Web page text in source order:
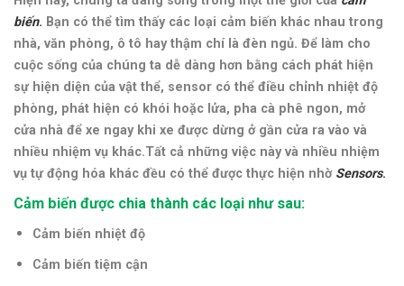
biến. Bạn có thể tìm thấy các loại cảm biến khác nhau trong
nhà, văn phòng, ô tô hay thậm chí là đèn ngủ. Để làm cho
cuộc sống của chúng ta dễ dàng hơn bằng cách phát hiện
sự hiện diện của vật thể, sensor có thể điều chỉnh nhiệt độ
phòng, phát hiện có khói hoặc lửa, pha cà phê ngon, mở
cửa nhà để xe ngay khi xe được dừng ở gần cửa ra vào và
nhiều nhiệm vụ khác.Tất cả những việc này và nhiều nhiệm
vụ tự động hóa khác đều có thể được thực hiện nhờ Sensors.
Cảm biến được chia thành các loại như sau:
Cảm biến nhiệt độ
Cảm biến tiệm cận